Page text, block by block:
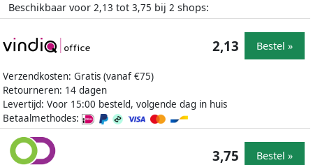
Beschikbaar voor 2,13 tot 3,75 bij 2 shops:
Verzendkosten: Gratis (vanaf €75)
Retourneren: 14 dagen
Levertijd: Voor 15:00 besteld, volgende dag in huis
Betaalmethodes:
2,13 Bestel »
3,75 Bestel »